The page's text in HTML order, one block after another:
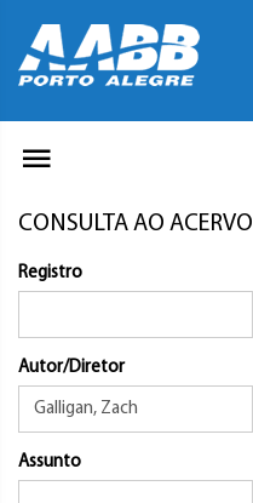
CONSULTA AO ACERVO
Registro
Autor/Diretor
Assunto